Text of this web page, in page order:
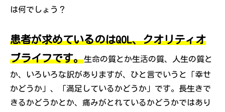
は何でしょう？
患者が求めているのはQOL、クオリティオ
ブライフです。生命の質とか生活の質、人生の質と
か、いろいろな訳がありますが、ひと言でいうと「幸せ
かどうか」、「満足しているかどうか」です。長生きで
きるかどうかとか、痛みがとれているかどうかではあり